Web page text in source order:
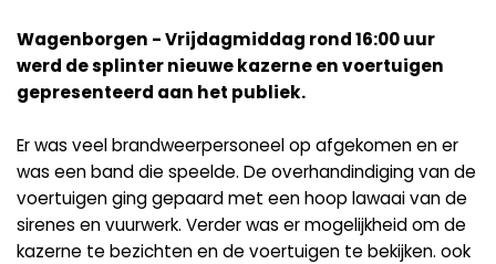
Wagenborgen - Vrijdagmiddag rond 16:00 uur
werd de splinter nieuwe kazerne en voertuigen
gepresenteerd aan het publiek.
Er was veel brandweerpersoneel op afgekomen en er
was een band die speelde. De overhandindiging van de
voertuigen ging gepaard met een hoop lawaai van de
sirenes en vuurwerk. Verder was er mogelijkheid om de
kazerne te bezichten en de voertuigen te bekijken. ook